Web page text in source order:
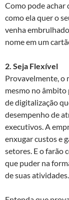
Como pode achar
como ela quer o
venha
nome em um
2. Seja Flexível
Provavelmente, o
mesmo no
de digitalização
desempenho de
executivos. A
enxugar custos e
setores. E o farão
que puder na
de suas atividades.